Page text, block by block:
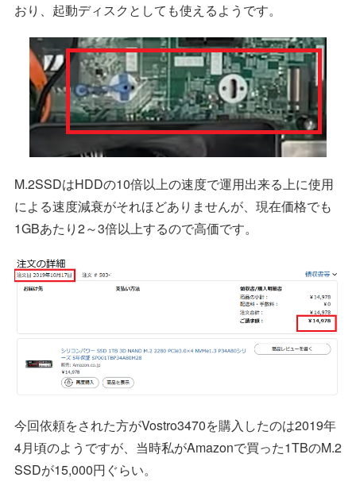
おり、起動ディスクとしても使えるようです。
M.2SSDはHDDの10倍以上の速度で運用出来る上に使用
による速度減衰がそれほどありませんが、現在価格でも
1GBあたり2～3倍以上するので高価です。
今回依頼をされた方がVostro3470を購入したのは2019年
4月頃のようですが、当時私がAmazonで買った1TBのM.2
SSDが15,000円ぐらい。